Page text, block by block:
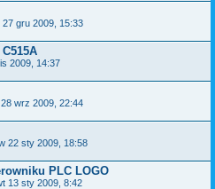
27 gru 2009, 15:33
2009, 14:37
wrz 2009, 22:44
22 sty 2009, 18:58
PLC LOGO
13 sty 2009, 8:42